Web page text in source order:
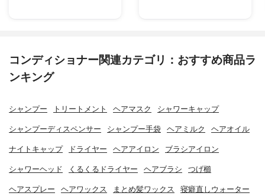
コンディショナー関連カテゴリ：おすすめ商品ラ
ンキング
シャンプー トリートメント ヘアマスク シャワーキャップ
シャンプーディスペンサー シャンプー手袋 ヘアミルク ヘアオイル
ナイトキャップ ドライヤー ヘアアイロン ブラシアイロン
シャワーヘッド くるくるドライヤー ヘアブラシ つげ櫛
ヘアスプレー ヘアワックス まとめ髪ワックス 寝癖直しウォーター